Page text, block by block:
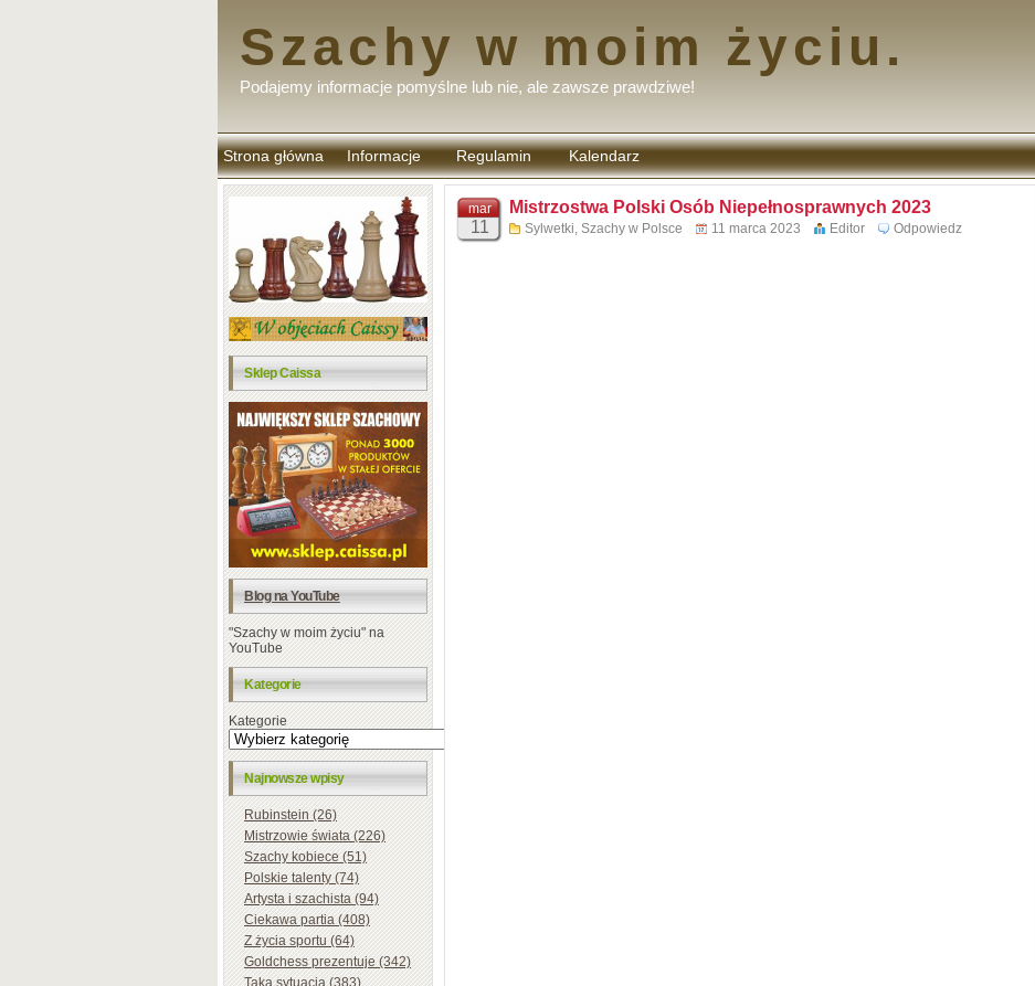
Szachy w moim życiu.
Podajemy informacje pomyślne lub nie, ale zawsze prawdziwe!
Strona główna Informacje Regulamin
komentarzy
Kalendarz
Sklep Caissa
Blog na YouTube
"Szachy w moim życiu" na
YouTube
Kategorie
Kategorie
Najnowsze wpisy
Rubinstein (26)
Mistrzowie świata (226)
Szachy kobiece (51)
Polskie talenty (74)
Artysta i szachista (94)
Ciekawa partia (408)
Z życia sportu (64)
Goldchess prezentuje (342)
Taka sytuacja (383)
mar
11
Mistrzostwa Polski Osób Niepełnosprawnych 2023
Sylwetki, Szachy w Polsce 11 marca 2023 Editor Odpowiedz